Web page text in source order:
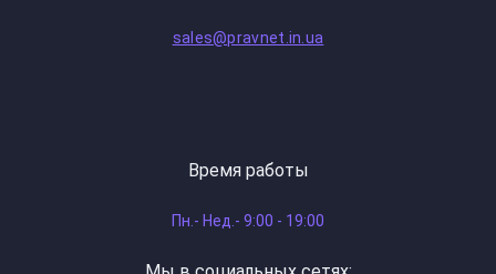
sales@pravnet.in.ua
Время работы
Пн.- Нед.- 9:00 - 19:00